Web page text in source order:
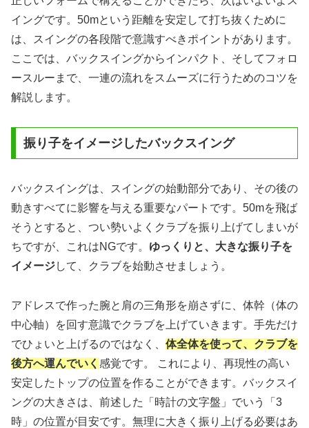
イングです。50mという距離を安定して打ち抜くために
は、スイングの各段階で意識すべきポイントがあります。
ここでは、バックスイングからインパクト、そしてフォロ
ースルーまで、一連の流れをスムーズに行うためのコツを
解説します。
振り子をイメージしたバックスイング
バックスイングは、スイングの始動部分であり、その後の
動きすべてに影響を与える重要なパートです。50mを飛ば
そうとすると、つい勢いよくクラブを振り上げてしまいが
ちですが、これはNGです。 ゆっくりと、大きな振り子を
イメージして、クラブを始動させましょう。
アドレスで作った腕と肩の三角形を崩さずに、体幹（体の
中心軸）を回す意識でクラブを上げていきます。手先だけ
でひょいと上げるのではなく、 体全体を使って、クラブを
後方へ運んでいく 感覚です。 これにより、再現性の高い
安定したトップの位置を作ることができます。バックスイ
ングの大きさは、前述した「時計の文字盤」でいう「3
時」の位置が目安です。無理に大きく振り上げる必要はあ